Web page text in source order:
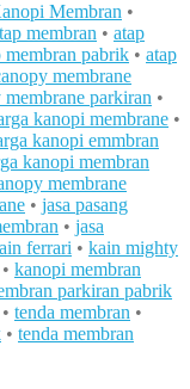
Membran •
membran • atap
membran pabrik • atap
membrane
membrane parkiran •
kanopi membrane •
kanopi emmbran
kanopi membran
membrane
• jasa pasang
• jasa
ferrari • kain mighty
• kanopi membran
parkiran pabrik
• tenda membran •
• tenda membran